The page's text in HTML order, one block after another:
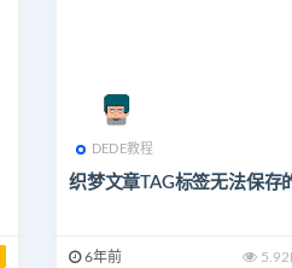
DEDE教程
织梦文章TAG标签无法保存
6年前